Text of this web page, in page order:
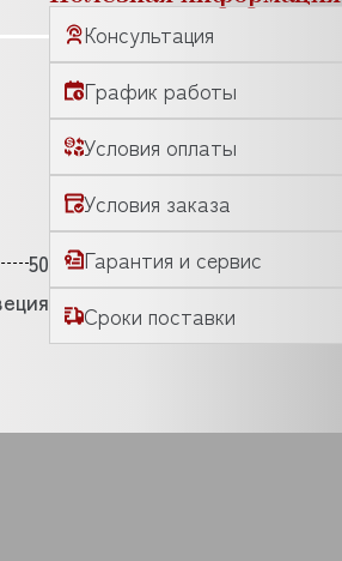
50
Консультация
График работы
Условия оплаты
Условия заказа
Гарантия и сервис
Сроки поставки